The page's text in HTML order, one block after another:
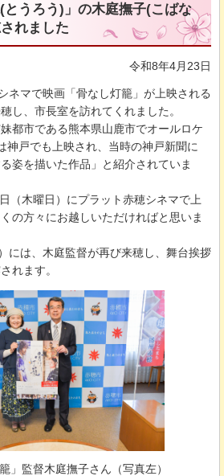
とうろう)」の木庭撫子(こばな
れました
令和8年4月23日
ネマで映画「骨なし灯籠」が上映される
し、市長室を訪れてくれました。
都市である熊本県山鹿市でオールロケ
神戸でも上映され、当時の神戸新聞に
姿を描いた作品」と紹介されていま
（木曜日）にプラット赤穂シネマで上
の方々にお越しいただければと思いま
には、木庭監督が再び来穂し、舞台挨拶
れます。
」監督木庭撫子さん（写真左）